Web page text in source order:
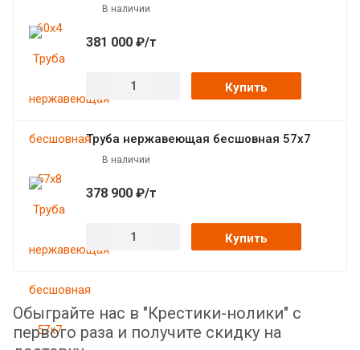
В наличии
381 000 ₽/т
Купить
Труба нержавеющая бесшовная 57х7
В наличии
378 900 ₽/т
Купить
Обыграйте нас в "Крестики-нолики" с
первого раза и получите скидку на